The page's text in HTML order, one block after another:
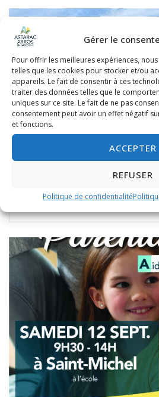
Gérer le
Pour offrir les meilleures expériences,
telles que les cookies pour stocker et/ou
appareils. Le fait de consentir à ces
traiter des données telles que le
uniques sur ce site. Le fait de ne pas
consentement peut avoir un effet négatif
et fonctions.
ACCEPTER
REFUSER
Politique de confidentialité
VISITE DE LA CASERNE